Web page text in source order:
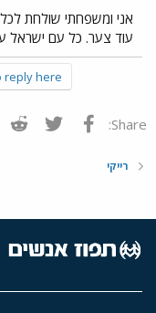
ך
אני ומשפחתי שולחת
עוד צער. כל עם ישראל
here.
Share: פייסבוק Twitter
רייקי